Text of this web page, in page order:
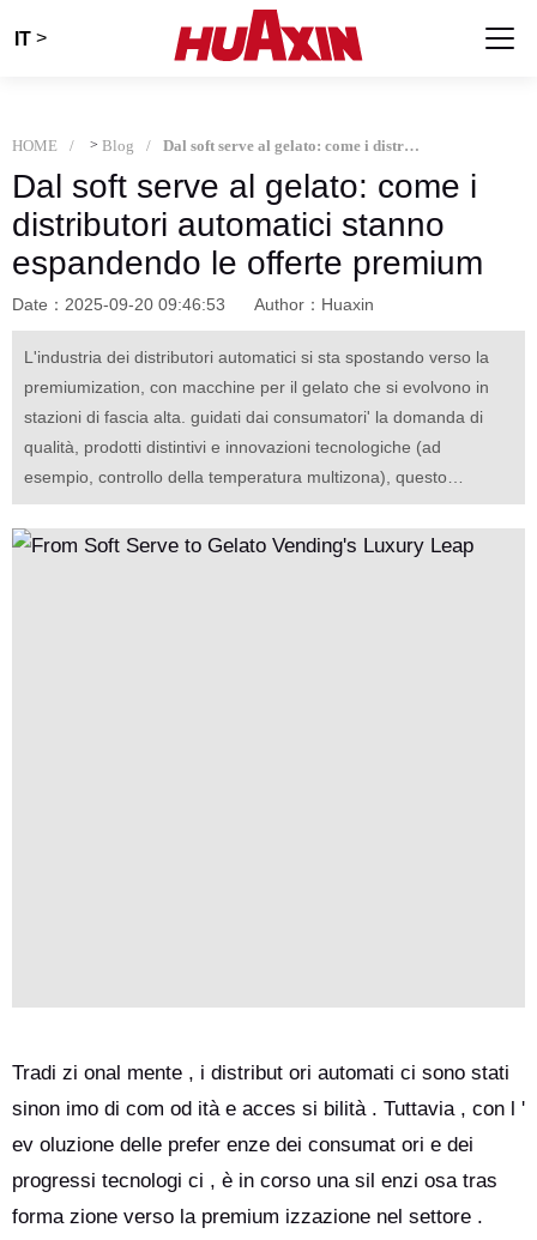
IT >
HOME > Blog Dal soft serve al gelato: come i distributori automatici stanno espandendo le offerte premium
Dal soft serve al gelato: come i
distributori automatici stanno
espandendo le offerte premium
Date：2025-09-20 09:46:53 Author：Huaxin
L'industria dei distributori automatici si sta spostando verso la
premiumization, con macchine per il gelato che si evolvono in
stazioni di fascia alta. guidati dai consumatori' la domanda di
qualità, prodotti distintivi e innovazioni tecnologiche (ad
esempio, controllo della temperatura multizona), questo
cambiamento aumenta il prezzo e il valore di business. Le
tendenze future includono la personalizzazione, e gli operatori
Tradi zi onal mente , i distribut ori automati ci sono stati
sinon imo di com od ità e acces si bilità . Tuttavia , con l '
ev oluzione delle prefer enze dei consumat ori e dei
progressi tecnologi ci , è in corso una sil enzi osa tras
forma zione verso la premium izzazione nel settore .